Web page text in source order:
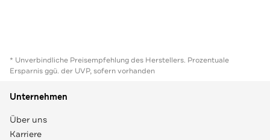
* Unverbindliche Preisempfehlung des Herstellers. Prozentuale
Ersparnis ggü. der UVP, sofern vorhanden
Unternehmen
Über uns
Karriere